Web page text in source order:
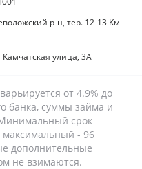
р-н, тер. 12-13 Км
Камчатская улица, 3А
от 4.9% до
банка, суммы займа и
срок
максимальный - 96
дополнительные
не взимаются.